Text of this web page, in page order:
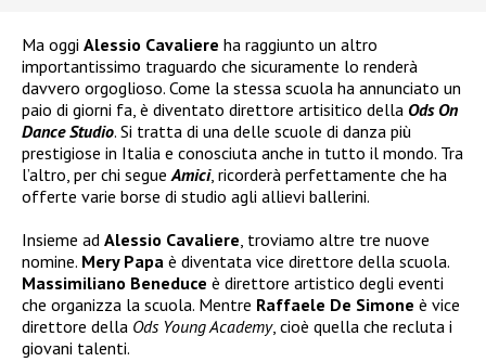
Ma oggi Alessio Cavaliere ha raggiunto un altro
importantissimo traguardo che sicuramente lo renderà
davvero orgoglioso. Come la stessa scuola ha annunciato un
paio di giorni fa, è diventato direttore artisitico della Ods On
Dance Studio. Si tratta di una delle scuole di danza più
prestigiose in Italia e conosciuta anche in tutto il mondo. Tra
l’altro, per chi segue Amici, ricorderà perfettamente che ha
offerte varie borse di studio agli allievi ballerini.
Insieme ad Alessio Cavaliere , troviamo altre tre nuove
nomine. Mery Papa è diventata vice direttore della scuola.
Massimiliano Beneduce è direttore artistico degli eventi
che organizza la scuola. Mentre Raffaele De Simone è vice
direttore della Ods Young Academy, cioè quella che recluta i
giovani talenti.